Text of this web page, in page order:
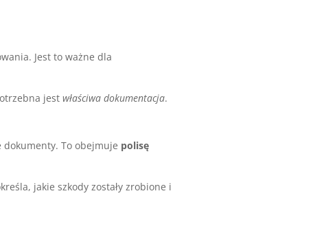
Jest to ważne dla
jestwłaściwa dokumentacja.
dokumenty. To obejmuje polisę
jakie szkody zostały zrobione i